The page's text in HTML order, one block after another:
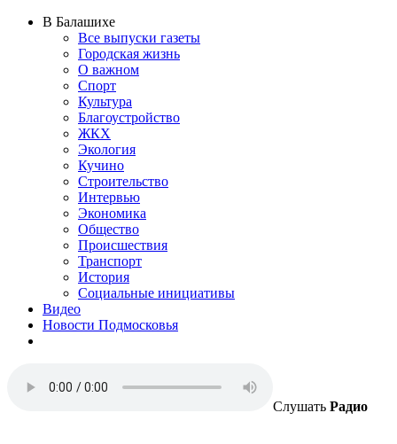
В Балашихе
Все выпуски газеты
Городская жизнь
О важном
Спорт
Культура
Благоустройство
ЖКХ
Экология
Кучино
Строительство
Интервью
Экономика
Общество
Происшествия
Транспорт
История
Социальные инициативы
Видео
Новости Подмосковья
Слушать Радио